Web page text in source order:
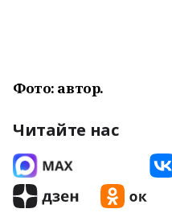
Фото: автор.
Читайте нас